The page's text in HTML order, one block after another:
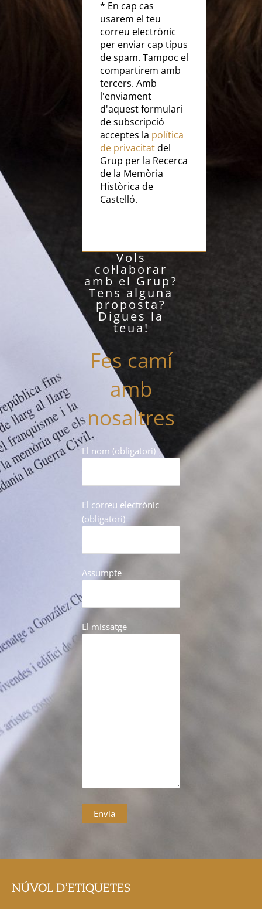
* En cap cas
usarem el teu
correu electrònic
per enviar cap tipus
de spam. Tampoc el
compartirem amb
tercers. Amb
l'enviament
d'aquest formulari
de subscripció
acceptes la política
de privacitatdel
Grup per la Recerca
de la Memòria
Històrica de
Castelló.
Vols
col·laborar
amb el Grup?
Tens alguna
proposta?
Digues la
teua!
Fes camí
amb
nosaltres
El nom (obligatori)
El correu electrònic
(obligatori)
Assumpte
El missatge
NÚVOL D’ETIQUETES